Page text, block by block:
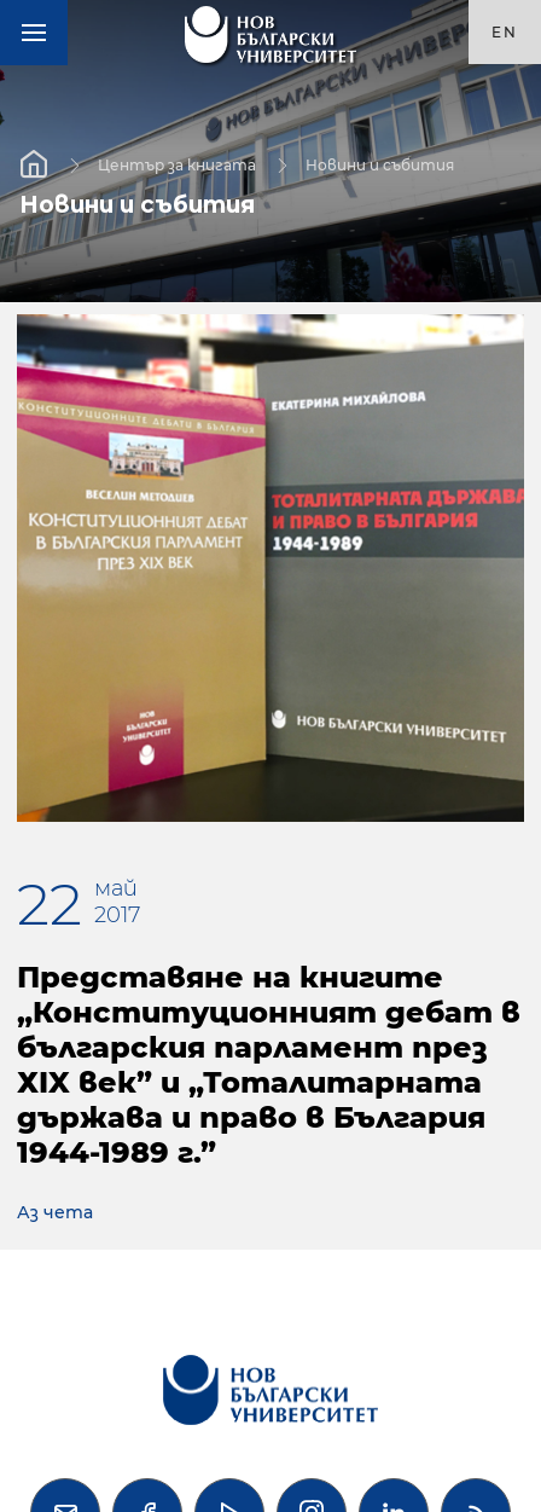
EN
Център за книгата Новини и събития
Новини и събития
22
май
2017
Представяне на книгите
„Конституционният дебат в
българския парламент през
ХIX век” и „Тоталитарната
държава и право в България
1944-1989 г.”
Аз чета